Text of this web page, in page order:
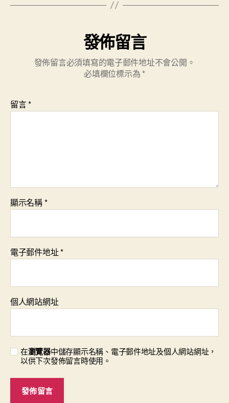
發佈留言
發佈留言必須填寫的電子郵件地址不會公開。
必填欄位標示為 *
留言*
顯示名稱*
電子郵件地址*
個人網站網址
在瀏覽器中儲存顯示名稱、電子郵件地址及個人網站網址，
以供下次發佈留言時使用。